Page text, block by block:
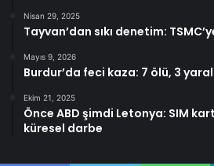
Nisan 29, 2025
Tayvan’dan sıkı denetim:
Mayıs 9, 2026
Burdur’da feci kaza: 7 ölü, 3
Ekim 21, 2025
Önce ABD şimdi Letonya: SIM kart
küresel darbe